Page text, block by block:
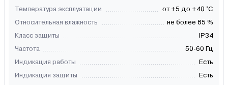
Температура эксплуатации
от +5 до +40 °С
Относительная влажность
не более 85 %
Класс защиты
IP34
Частота
50-60 Гц
Индикация работы
Есть
Индикация защиты
Есть